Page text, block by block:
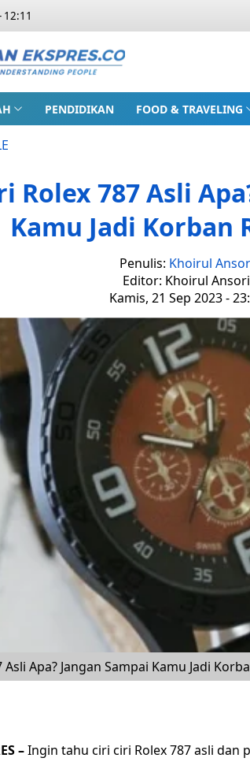
12:11
PENDIDIKAN FOOD & TRAVELING
Rolex 787 Asli
Kamu Jadi Korban
Penulis: Khoirul
Editor: Khoirul Ansori
Kamis, 21 Sep 2023 -
Asli Apa? Jangan Sampai Kamu Jadi
–Ingin tahu ciri ciri Rolex 787 asli dan